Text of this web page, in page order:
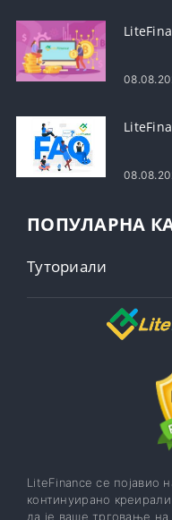
ПОПУЛАРНА
Туториали
LiteFinance се појавио
континуирано
да је ваше трговање